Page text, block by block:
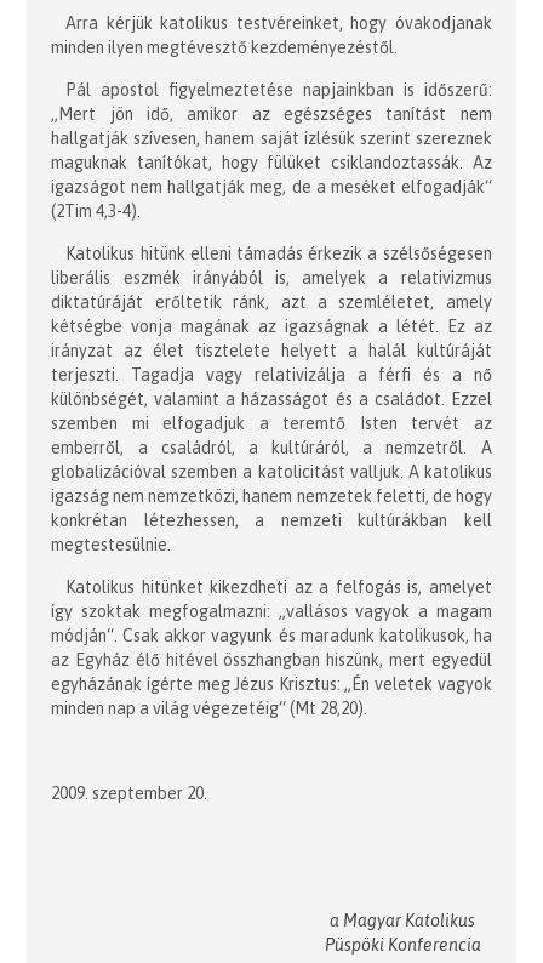
Arra kérjük katolikus testvéreinket, hogy óvakodjanak
minden ilyen megtévesztő kezdeményezéstől.
Pál apostol figyelmeztetése napjainkban is időszerű:
„Mert jön idő, amikor az egészséges tanítást nem
hallgatják szívesen, hanem saját ízlésük szerint szereznek
maguknak tanítókat, hogy fülüket csiklandoztassák. Az
igazságot nem hallgatják meg, de a meséket elfogadják“
(2Tim 4,3-4).
Katolikus hitünk elleni támadás érkezik a szélsőségesen
liberális eszmék irányából is, amelyek a relativizmus
diktatúráját erőltetik ránk, azt a szemléletet, amely
kétségbe vonja magának az igazságnak a létét. Ez az
irányzat az élet tisztelete helyett a halál kultúráját
terjeszti. Tagadja vagy relativizálja a férfi és a nő
különbségét, valamint a házasságot és a családot. Ezzel
szemben mi elfogadjuk a teremtő Isten tervét az
emberről, a családról, a kultúráról, a nemzetről. A
globalizációval szemben a katolicitást valljuk. A katolikus
igazság nem nemzetközi, hanem nemzetek feletti, de hogy
konkrétan létezhessen, a nemzeti kultúrákban kell
megtestesülnie.
Katolikus hitünket kikezdheti az a felfogás is, amelyet
így szoktak megfogalmazni: „vallásos vagyok a magam
módján“. Csak akkor vagyunk és maradunk katolikusok, ha
az Egyház élő hitével összhangban hiszünk, mert egyedül
egyházának ígérte meg Jézus Krisztus: „Én veletek vagyok
minden nap a világ végezetéig“ (Mt 28,20).
2009. szeptember 20.
a Magyar Katolikus
Püspöki Konferencia